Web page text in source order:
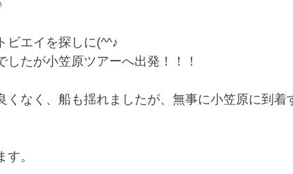
ビエイを探しに(^^♪
たが小笠原ツアーへ出発！！！
くなく、船も揺れましたが、無事に小笠原に到着
。